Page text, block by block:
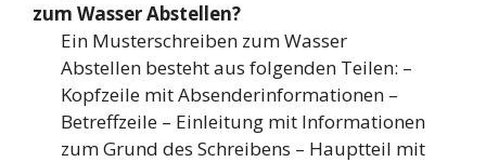
zum Wasser Abstellen?
Ein Musterschreiben zum Wasser
Abstellen besteht aus folgenden Teilen: –
Kopfzeile mit Absenderinformationen –
Betreffzeile – Einleitung mit Informationen
zum Grund des Schreibens – Hauptteil mit